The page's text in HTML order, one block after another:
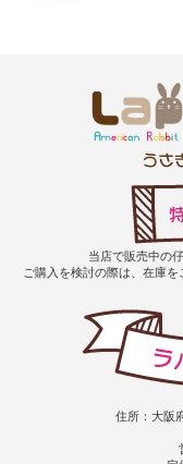
当店で販売中の
ご購入を検討の際は、在庫を
住所：大阪